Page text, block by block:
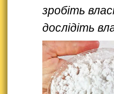
зробіть
дослідіть